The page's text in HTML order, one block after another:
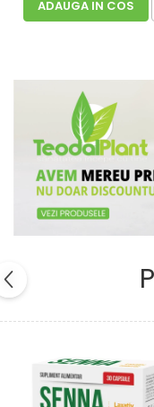
ADAUGA IN COS